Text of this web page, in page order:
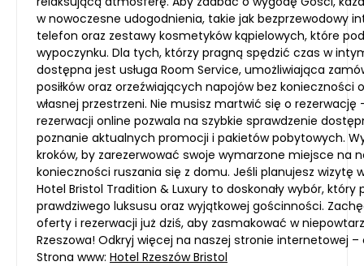
w nowoczesne udogodnienia, takie jak bezprzewodowy
telefon oraz zestawy kosmetyków kąpielowych, które
wypoczynku. Dla tych, którzy pragną spędzić czas w
dostępna jest usługa Room Service, umożliwiająca
posiłków oraz orzeźwiających napojów bez
własnej przestrzeni. Nie musisz martwić się o
rezerwacji online pozwala na szybkie sprawdzenie
poznanie aktualnych promocji i pakietów pobytowych.
kroków, by zarezerwować swoje wymarzone miejsce na
konieczności ruszania się z domu. Jeśli planujesz wizytę
Hotel Bristol Tradition & Luxury to doskonały wybór, który
prawdziwego luksusu oraz wyjątkowej gościnności.
oferty i rezerwacji już dziś, aby zasmakować w
Rzeszowa! Odkryj więcej na naszej stronie internetowej
Strona www: Hotel Rzeszów Bristol